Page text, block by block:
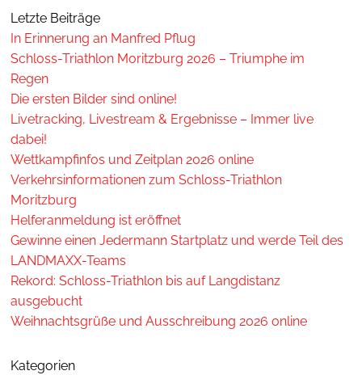
Letzte Beiträge
In Erinnerung an Manfred Pflug
Schloss-Triathlon Moritzburg 2026 – Triumphe im
Regen
Die ersten Bilder sind online!
Livetracking, Livestream & Ergebnisse – Immer live
dabei!
Wettkampfinfos und Zeitplan 2026 online
Verkehrsinformationen zum Schloss-Triathlon
Moritzburg
Helferanmeldung ist eröffnet
Gewinne einen Jedermann Startplatz und werde Teil des
LANDMAXX-Teams
Rekord: Schloss-Triathlon bis auf Langdistanz
ausgebucht
Weihnachtsgrüße und Ausschreibung 2026 online
Kategorien